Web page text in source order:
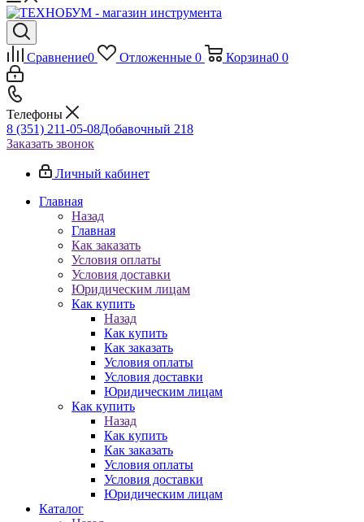
Сравнение0 Отложенные 0 Корзина0 0
Телефоны
8 (351) 211-05-08Добавочный 218
Заказать звонок
Личный кабинет
Главная
Назад
Главная
Как заказать
Условия оплаты
Условия доставки
Юридическим лицам
Как купить
Назад
Как купить
Как заказать
Условия оплаты
Условия доставки
Юридическим лицам
Как купить
Назад
Как купить
Как заказать
Условия оплаты
Условия доставки
Юридическим лицам
Каталог